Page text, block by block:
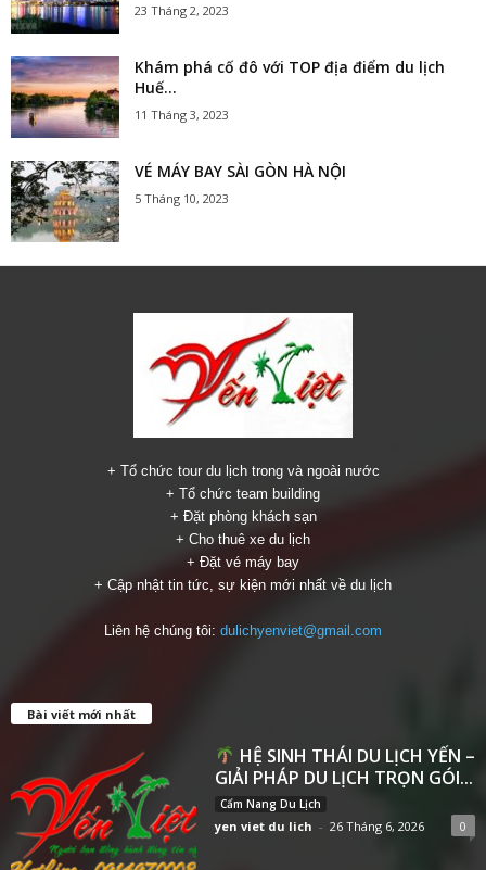
23 Tháng 2, 2023
Khám phá cố đô với TOP địa điểm du lịch
Huế...
11 Tháng 3, 2023
VÉ MÁY BAY SÀI GÒN HÀ NỘI
5 Tháng 10, 2023
+ Tổ chức tour du lịch trong và ngoài nước
+ Tổ chức team building
+ Đặt phòng khách sạn
+ Cho thuê xe du lịch
+ Đặt vé máy bay
+ Cập nhật tin tức, sự kiện mới nhất về du lịch
Liên hệ chúng tôi: dulichyenviet@gmail.com
Bài viết mới nhất
HỆ SINH THÁI DU LỊCH YẾN –
GIẢI PHÁP DU LỊCH TRỌN GÓI...
Cẩm Nang Du Lịch
yen viet du lich - 26 Tháng 6, 2026 0